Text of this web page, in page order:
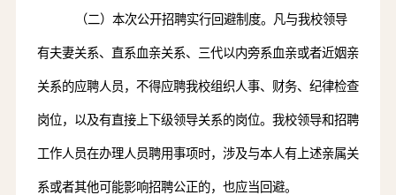
（二）本次公开招聘实行回避制度。凡与我校领导
有夫妻关系、直系血亲关系、三代以内旁系血亲或者近姻亲
关系的应聘人员，不得应聘我校组织人事、财务、纪律检查
岗位，以及有直接上下级领导关系的岗位。我校领导和招聘
工作人员在办理人员聘用事项时，涉及与本人有上述亲属关
系或者其他可能影响招聘公正的，也应当回避。